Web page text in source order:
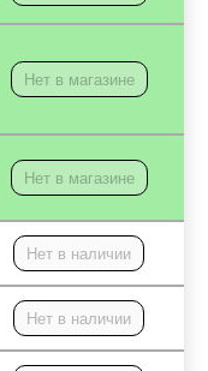
Нет в магазине
Нет в магазине
Нет в наличии
Нет в наличии